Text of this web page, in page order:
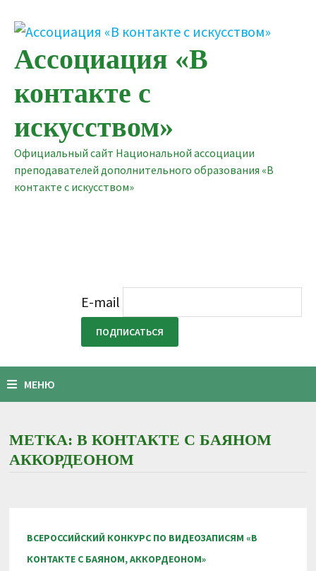
содержимому
Ассоциация «В
контакте с
искусством»
Официальный сайт Национальной ассоциации
преподавателей дополнительного образования «В
контакте с искусством»
E-mail
МЕНЮ
МЕТКА:В КОНТАКТЕ С БАЯНОМ
АККОРДЕОНОМ
ВСЕРОССИЙСКИЙ КОНКУРС ПО ВИДЕОЗАПИСЯМ «В
КОНТАКТЕ С БАЯНОМ, АККОРДЕОНОМ»